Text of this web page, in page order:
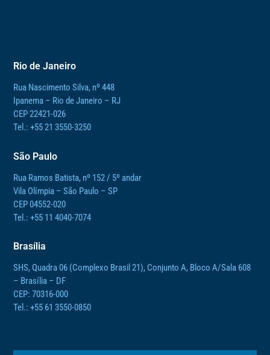
Rio de Janeiro
Rua Nascimento Silva, nº 448
Ipanema – Rio de Janeiro – RJ
CEP 22421-026
Tel.: +55 21 3550-3250
São Paulo
Rua Ramos Batista, nº 152 / 5º andar
Vila Olímpia – São Paulo – SP
CEP 04552-020
Tel.: +55 11 4040-7074
Brasília
SHS, Quadra 06 (Complexo Brasil 21), Conjunto A, Bloco A/Sala 608
– Brasília – DF
CEP: 70316-000
Tel.: +55 61 3550-0850